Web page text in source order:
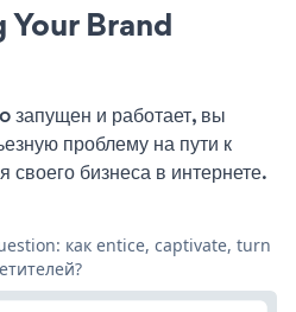
Your Brand
и работает, вы
проблему на пути к
бизнеса в интернете.
как entice, captivate, turn